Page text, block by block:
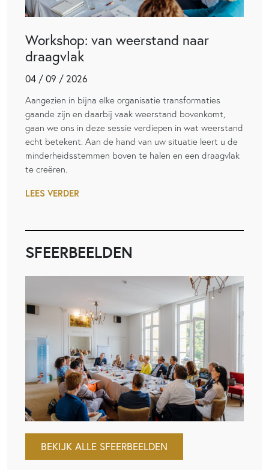
Workshop: van weerstand naar
draagvlak
04 / 09 / 2026
Aangezien in bijna elke organisatie transformaties
gaande zijn en daarbij vaak weerstand bovenkomt,
gaan we ons in deze sessie verdiepen in wat weerstand
echt betekent. Aan de hand van uw situatie leert u de
minderheidsstemmen boven te halen en een draagvlak
te creëren.
LEES VERDER
SFEERBEELDEN
BEKIJK ALLE SFEERBEELDEN